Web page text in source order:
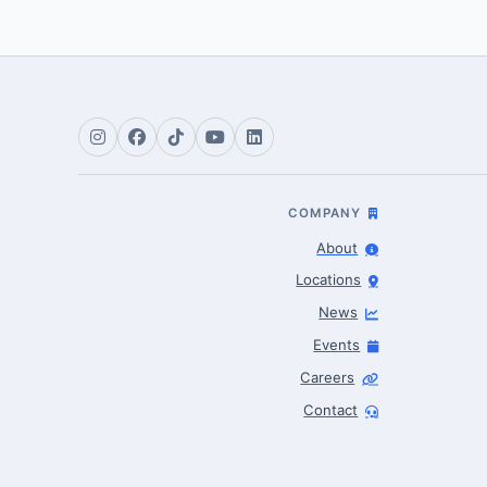
COMPANY
About
Locations
News
Events
Careers
Contact